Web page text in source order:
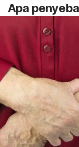
Apa